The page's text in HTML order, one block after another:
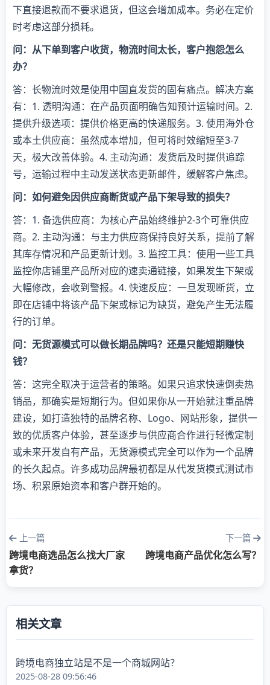
下直接退款而不要求退货，但这会增加成本。务必在定价
时考虑这部分损耗。
问：从下单到客户收货，物流时间太长，客户抱怨怎么
办？
答：长物流时效是使用中国直发货的固有痛点。解决方案
有：1. 透明沟通：在产品页面明确告知预计运输时间。2.
提供升级选项：提供价格更高的快递服务。3. 使用海外仓
或本土供应商：虽然成本增加，但可将时效缩短至3-7
天，极大改善体验。4. 主动沟通：发货后及时提供追踪
号，运输过程中主动发送状态更新邮件，缓解客户焦虑。
问：如何避免因供应商断货或产品下架导致的损失？
答：1. 备选供应商：为核心产品始终维护2-3个可靠供应
商。2. 主动沟通：与主力供应商保持良好关系，提前了解
其库存情况和产品更新计划。3. 监控工具：使用一些工具
监控你店铺里产品所对应的速卖通链接，如果发生下架或
大幅修改，会收到警报。4. 快速反应：一旦发现断货，立
即在店铺中将该产品下架或标记为缺货，避免产生无法履
行的订单。
问：无货源模式可以做长期品牌吗？还是只能短期赚快
钱？
答：这完全取决于运营者的策略。如果只追求快速倒卖热
销品，那确实是短期行为。但如果你从一开始就注重品牌
建设，如打造独特的品牌名称、Logo、网站形象，提供一
致的优质客户体验，甚至逐步与供应商合作进行轻微定制
或未来开发自有产品，无货源模式完全可以作为一个品牌
的长久起点。许多成功品牌最初都是从代发货模式测试市
场、积累原始资本和客户群开始的。
上一篇
跨境电商选品怎么找大厂家
拿货？
下一篇
跨境电商产品优化怎么写？
相关文章
跨境电商独立站是不是一个商城网站？
2025-08-28 09:56:46